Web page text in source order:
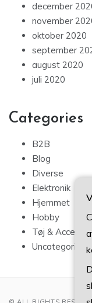
december
november
oktober 2020
september
august 2020
juli 2020
Categories
B2B
Blog
Diverse
Elektronik
Hjemmet
Hobby
Tøj &
Uncategorized